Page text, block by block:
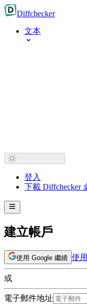
Diffchecker
文本
登入
下載 Diffchecker
建立帳戶
使用 Google 繼續 使
或
電子郵件地址